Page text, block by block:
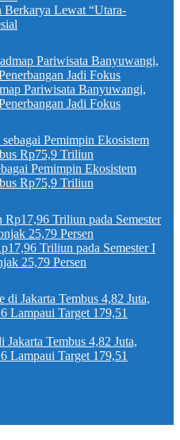
Lewat “Utara-
Pariwisata Banyuwangi,
Jadi Fokus
Pemimpin Ekosistem
Rp75,9 Triliun
Triliun pada Semester I
25,79 Persen
Tembus 4,82 Juta,
Lampaui Target 179,51